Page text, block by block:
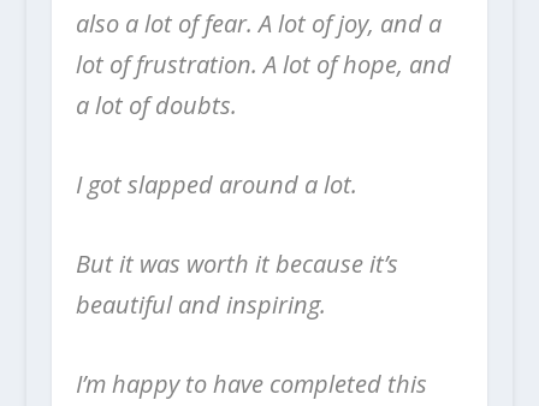
also a lot of fear. A lot of joy, and a
lot of frustration. A lot of hope, and
a lot of doubts.
I got slapped around a lot.
But it was worth it because it’s
beautiful and inspiring.
I’m happy to have completed this